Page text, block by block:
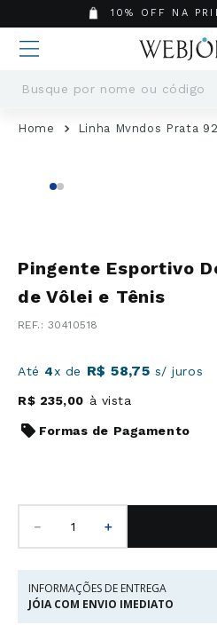
10% OFF NA
Busque por nome ou código
Linha Mvndos Prata
Pingente Esportivo
de Vôlei e Tênis
: 30410518
Até 4x de R$ 58,75 s/ juros
R$ 235,00 à vista
Formas de Pagamento
＋
－
INFORMAÇÕES DE ENTREGA
JÓIA COM ENVIO IMEDIATO
Termos mais buscados
6º
Argola
7º
Pingente
8º
São Bento
10 º Corrente